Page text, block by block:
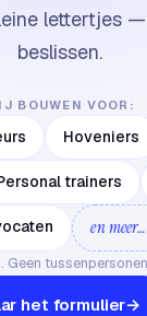
lettertjes
beslissen.
BOUWEN VOOR:
Hoveniers
trainers
en meer…
Geen
het formulier